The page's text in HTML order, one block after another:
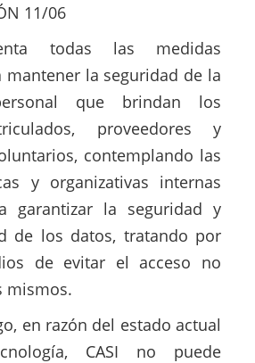
11/06
todas las medidas
mantener la seguridad de la
que brindan los
proveedores y
contemplando las
y organizativas internas
garantizar la seguridad y
de los datos, tratando por
de evitar el acceso no
mismos.
en razón del estado actual
CASI no puede